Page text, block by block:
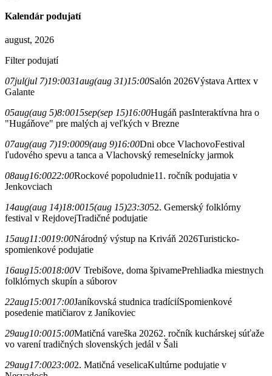
Kalendár podujatí
august, 2026
Filter podujatí
07jul(jul 7)19:0031aug(aug 31)15:00Salón 2026Výstava Arttex v
Galante
05aug(aug 5)8:0015sep(sep 15)16:00Hugáň pasInteraktívna hra o
"Hugáňove" pre malých aj veľkých v Brezne
07aug(aug 7)19:0009(aug 9)16:00Dni obce VlachovoFestival
ľudového spevu a tanca a Vlachovský remeselnícky jarmok
08aug16:0022:00Rockové popoludnie11. ročník podujatia v
Jenkovciach
14aug(aug 14)18:0015(aug 15)23:3052. Gemerský folklórny
festival v RejdovejTradičné podujatie
15aug11:0019:00Národný výstup na Kriváň 2026Turisticko-
spomienkové podujatie
16aug15:0018:00V Trebišove, doma špivamePrehliadka miestnych
folklórnych skupín a súborov
22aug15:0017:00Janíkovská studnica tradíciíSpomienkové
posedenie matičiarov z Janíkoviec
29aug10:0015:00Matičná vareška 20262. ročník kuchárskej súťaže
vo varení tradičných slovenských jedál v Šali
29aug17:0023:002. Matičná veselicaKultúrne podujatie v